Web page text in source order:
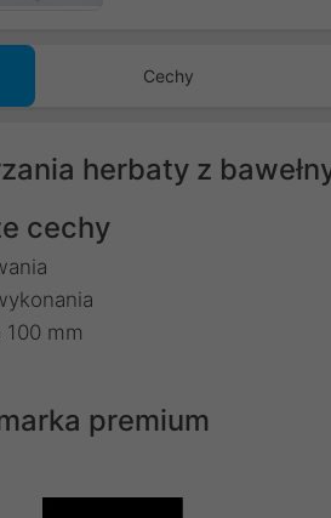
Cechy
herbaty z
cechy
mm
premium